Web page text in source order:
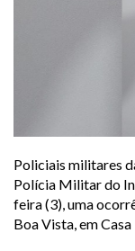
Policiais militares
Polícia Militar do
feira (3), uma
Boa Vista, em Casa